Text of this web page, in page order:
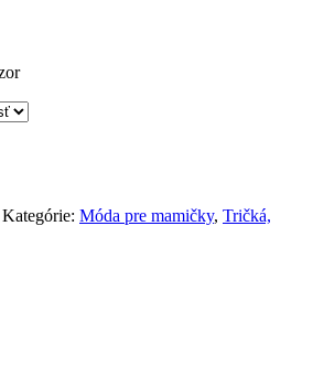
Kategórie: Móda pre mamičky, Tričká,